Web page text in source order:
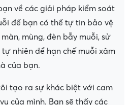
về các giải pháp kiểm soát
để bạn có thể tự tin bảo vệ
mùng, đèn bẫy muỗi, sử
nhiên để hạn chế muỗi xâm
của bạn.
tạo ra sự khác biệt với cam
của mình. Bạn sẽ thấy các